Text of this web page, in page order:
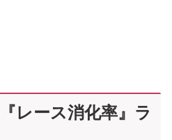
レース消化率』ラ